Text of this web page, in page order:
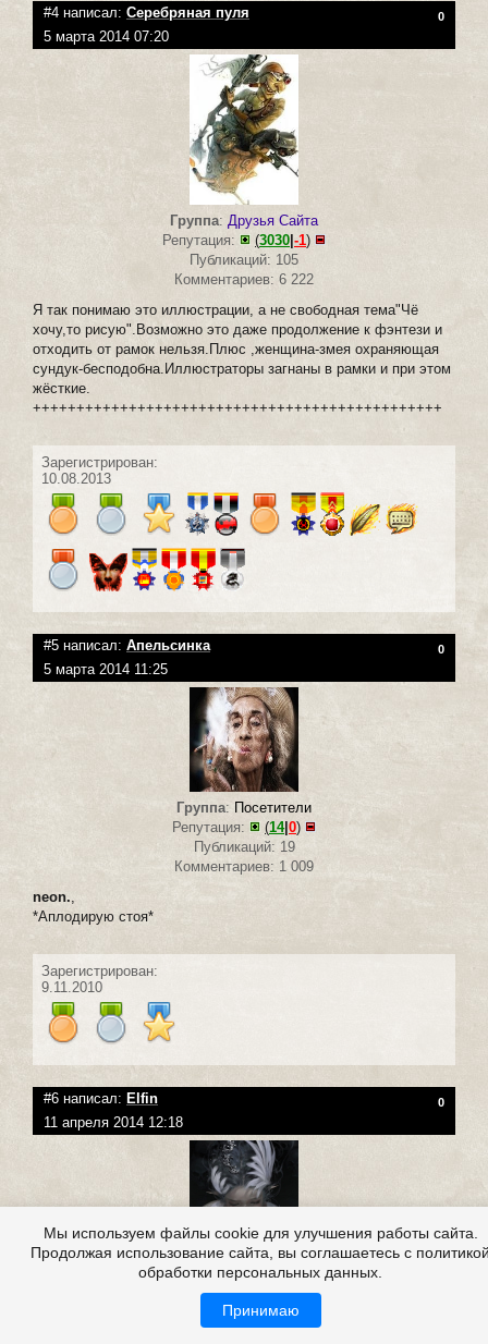
#4 написал: Серебряная пуля 0
5 марта 2014 07:20
Группа: Друзья Сайта
Репутация:
(3030 -1)
Публикаций: 105
Комментариев: 6 222
Я так понимаю это иллюстрации, а не свободная тема"Чё
хочу,то рисую".Возможно это даже продолжение к фэнтези и
отходить от рамок нельзя.Плюс ,женщина-змея охраняющая
сундук-бесподобна.Иллюстраторы загнаны в рамки и при этом
жёсткие.
+++++++++++++++++++++++++++++++++++++++++++++++
Зарегистрирован:
10.08.2013
#5 написал: Апельсинка 0
5 марта 2014 11:25
Группа: Посетители
Репутация:
(14| 0)
Публикаций: 19
Комментариев: 1 009
neon.,
*Аплодирую стоя*
Зарегистрирован:
9.11.2010
#6 написал: Elfin 0
11 апреля 2014 12:18
Группа
Друзья Сайта
Репутация:
Публикаций: 35
Комментариев: 400
Мы используем файлы cookie для улучшения работы сайта.
Продолжая использование сайта, вы соглашаетесь с
обработки персональных данных.
Принимаю